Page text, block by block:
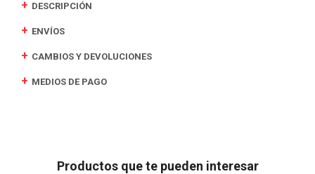
DESCRIPCIÓN
ENVÍOS
CAMBIOS Y DEVOLUCIONES
MEDIOS DE PAGO
Productos que te pueden interesar